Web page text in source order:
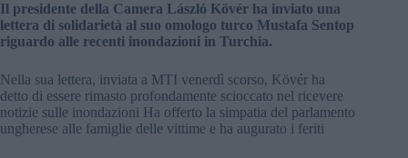
Il presidente della Camera László Kövér ha inviato una
lettera di solidarietà al suo omologo turco Mustafa Sentop
riguardo alle recenti inondazioni in Turchia.
Nella sua lettera, inviata a MTI venerdì scorso, Kövér ha
detto di essere rimasto profondamente scioccato nel ricevere
notizie sulle inondazioni Ha offerto la simpatia del parlamento
ungherese alle famiglie delle vittime e ha augurato i feriti